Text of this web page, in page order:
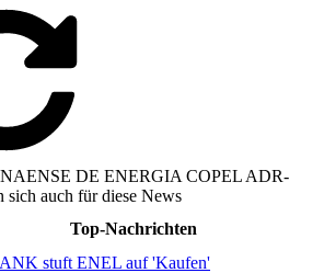
DE ENERGIA COPEL ADR-
sich auch für diese News
Top-Nachrichten
stuft ENEL auf 'Kaufen'